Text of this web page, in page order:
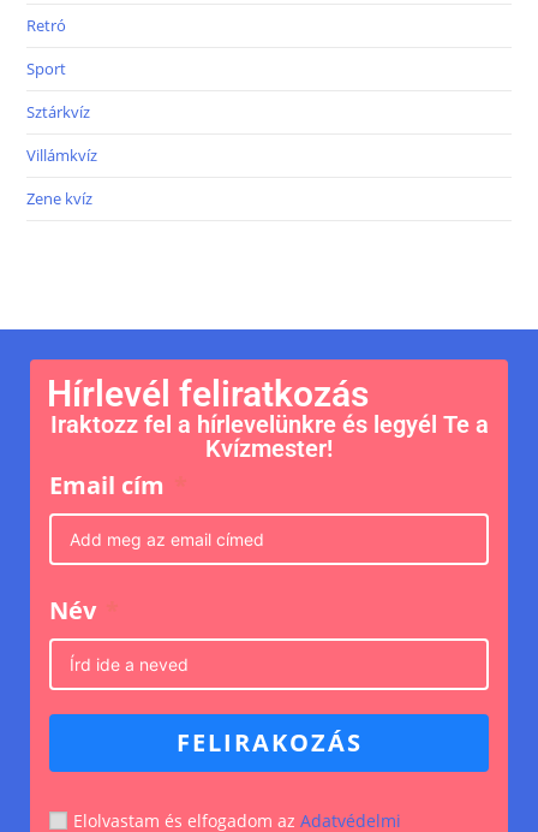
Retró
Sport
Sztárkvíz
Villámkvíz
Zene kvíz
Hírlevél feliratkozás
Iraktozz fel a hírlevelünkre és legyél Te a
Kvízmester!
Email cím
Név
FELIRAKOZÁS
Elolvastam és elfogadom az Adatvédelmi